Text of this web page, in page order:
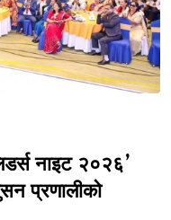
नाइट २०२६’
प्रणालीको